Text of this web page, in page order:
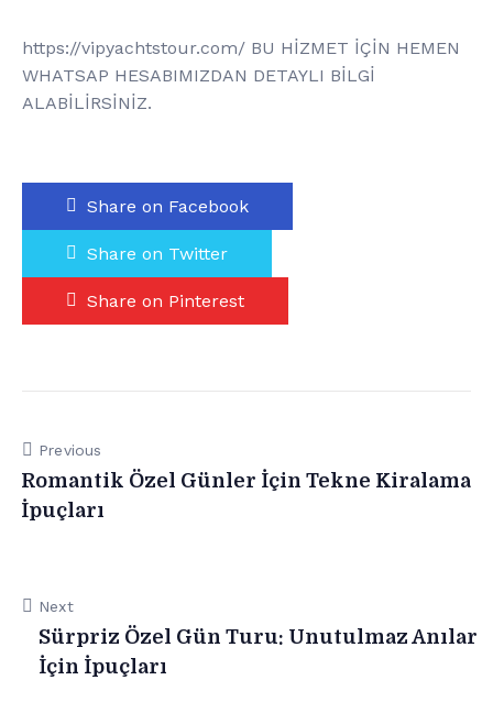
https://vipyachtstour.com/ BU HİZMET İÇİN HEMEN
WHATSAP HESABIMIZDAN DETAYLI BİLGİ
ALABİLİRSİNİZ.
Share on Facebook
Share on Twitter
Share on Pinterest
Previous
Romantik Özel Günler İçin Tekne Kiralama
İpuçları
Next
Sürpriz Özel Gün Turu: Unutulmaz Anılar
İçin İpuçları